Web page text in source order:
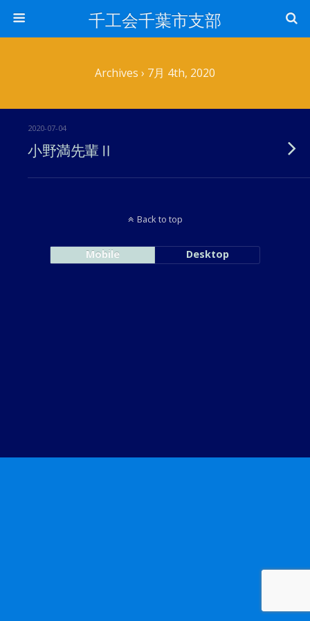
千工会千葉市支部
Archives › 7月 4th, 2020
2020-07-04
小野満先輩Ⅱ
Back to top
Mobile Desktop